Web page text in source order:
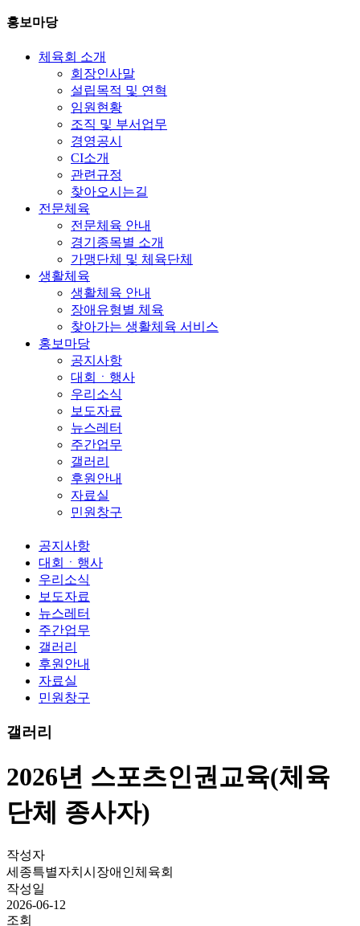
홍보마당
체육회 소개
회장인사말
설립목적 및 연혁
임원현황
조직 및 부서업무
경영공시
CI소개
관련규정
찾아오시는길
전문체육
전문체육 안내
경기종목별 소개
가맹단체 및 체육단체
생활체육
생활체육 안내
장애유형별 체육
찾아가는 생활체육 서비스
홍보마당
공지사항
대회ㆍ행사
우리소식
보도자료
뉴스레터
주간업무
갤러리
후원안내
자료실
민원창구
공지사항
대회ㆍ행사
우리소식
보도자료
뉴스레터
주간업무
갤러리
후원안내
자료실
민원창구
갤러리
2026년 스포츠인권교육(체육
단체 종사자)
작성자
세종특별자치시장애인체육회
작성일
2026-06-12
조회